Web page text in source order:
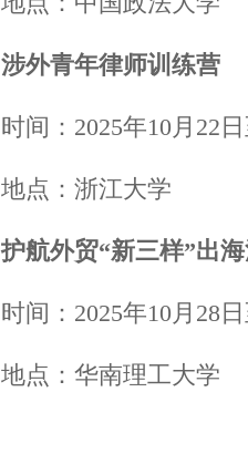
涉外青年律师训练营
时间：2025年10月22
地点：浙江大学
护航外贸“新三样”出
时间：2025年10月28
地点：华南理工大学